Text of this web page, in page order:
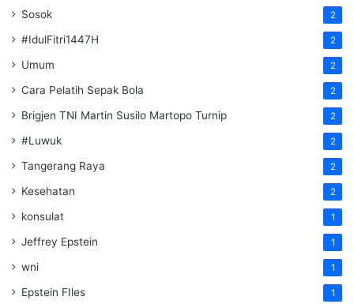
Sosok 2
#IdulFitri1447H 2
Umum 2
Cara Pelatih Sepak Bola 2
Brigjen TNI Martin Susilo Martopo Turnip 2
#Luwuk 2
Tangerang Raya 2
Kesehatan 2
konsulat 1
Jeffrey Epstein 1
wni 1
Epstein FIles 1